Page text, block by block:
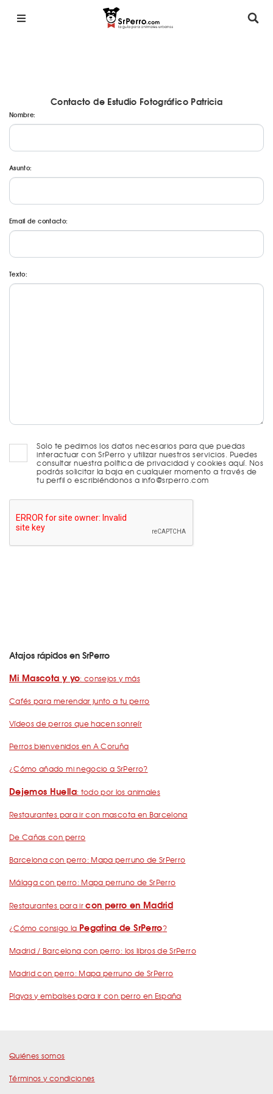
Contacto de Estudio Fotográfico Patricia
Nombre:
Asunto:
Email de contacto:
Texto:
Solo te pedimos los datos necesarios para que puedas
interactuar con SrPerro y utilizar nuestros servicios. Puedes
consultar nuestra política de privacidad y cookies aquí. Nos
podrás solicitar la baja en cualquier momento a través de
tu perfil o escribiéndonos a info@srperro.com
Atajos rápidos en SrPerro
Mi Mascota y yo: consejos y más
Cafés para merendar junto a tu perro
Vídeos de perros que hacen sonreír
Perros bienvenidos en A Coruña
¿Cómo añado mi negocio a SrPerro?
Dejemos Huella: todo por los animales
Restaurantes para ir con mascota en Barcelona
De Cañas con perro
Barcelona con perro: Mapa perruno de SrPerro
Málaga con perro: Mapa perruno de SrPerro
Restaurantes para ircon perro en Madrid
¿Cómo consigo la Pegatina de SrPerro?
Madrid / Barcelona con perro: los libros de SrPerro
Madrid con perro: Mapa perruno de SrPerro
Playas y embalses para ir con perro en España
Quiénes somos
Términos y condiciones